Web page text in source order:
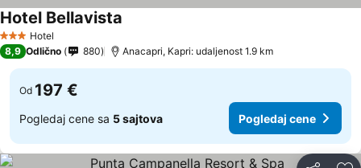
3 Zvezdice
Hotel
Hotel Bellavista
8,9 Odlično 880 Anacapri, Kapri: udaljenost 1.9 km
Od 197 €
Pogledaj cene sa 5 sajtova Pogledaj cene